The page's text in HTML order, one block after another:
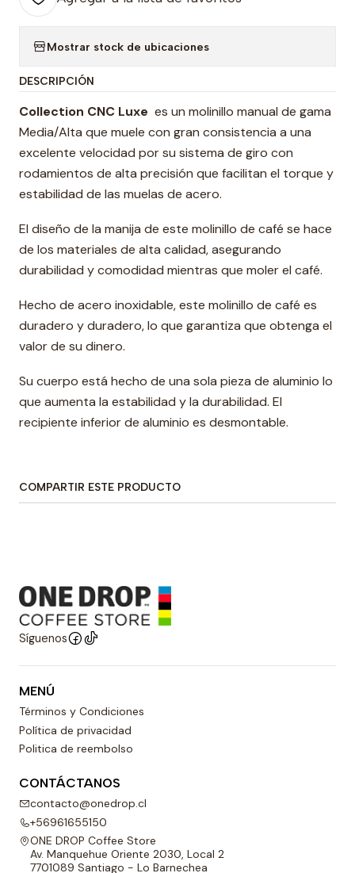
Mostrar stock de ubicaciones
DESCRIPCIÓN
Collection CNC Luxe es un molinillo manual de gama
Media/Alta que muele con gran consistencia a una
excelente velocidad por su sistema de giro con
rodamientos de alta precisión que facilitan el torque y
estabilidad de las muelas de acero.
El diseño de la manija de este molinillo de café se hace
de los materiales de alta calidad, asegurando
durabilidad y comodidad mientras que moler el café.
Hecho de acero inoxidable, este molinillo de café es
duradero y duradero, lo que garantiza que obtenga el
valor de su dinero.
Su cuerpo está hecho de una sola pieza de aluminio lo
que aumenta la estabilidad y la durabilidad. El
recipiente inferior de aluminio es desmontable.
COMPARTIR ESTE PRODUCTO
Síguenos
MENÚ
Términos y Condiciones
Política de privacidad
Politica de reembolso
CONTÁCTANOS
contacto@onedrop.cl
+56961655150
ONE DROP Coffee Store
Av. Manquehue Oriente 2030, Local 2
7701089 Santiago - Lo Barnechea